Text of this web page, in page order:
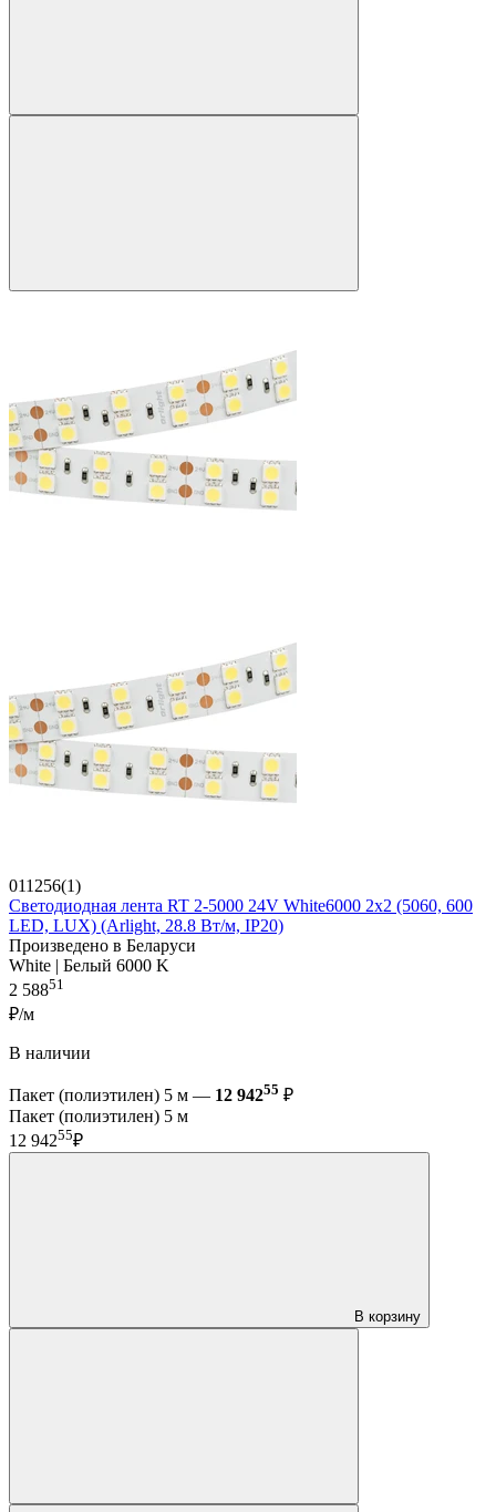
011256(1)
Светодиодная лента RT 2-5000 24V White6000 2x2 (5060, 600
LED, LUX) (Arlight, 28.8 Вт/м, IP20)
Произведено в Беларуси
White | Белый 6000 K
2 58851
₽/м
В наличии
Пакет (полиэтилен) 5 м — 12 94255 ₽
Пакет (полиэтилен) 5 м
12 94255₽
В корзину